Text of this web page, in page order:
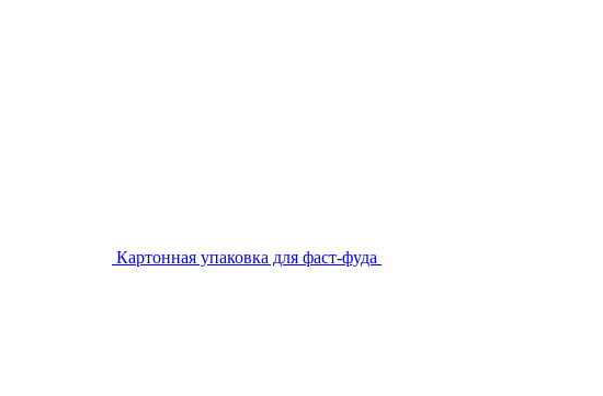
Картонная упаковка для фаст-фуда